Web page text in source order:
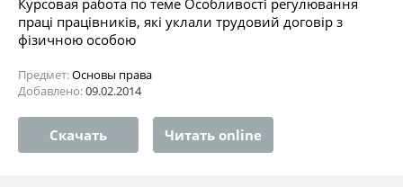
праці працівників, які уклали трудовий договір з
фізичною особою
Предмет:Основы права
Добавлено:09.02.2014
Скачать Читать online